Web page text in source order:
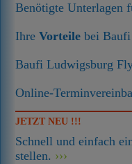
Benötigte Unterlagen
IhreVorteile bei
Baufi Ludwigsburg
Online-
JETZT NEU !!!
Schnell und einfach
stellen.